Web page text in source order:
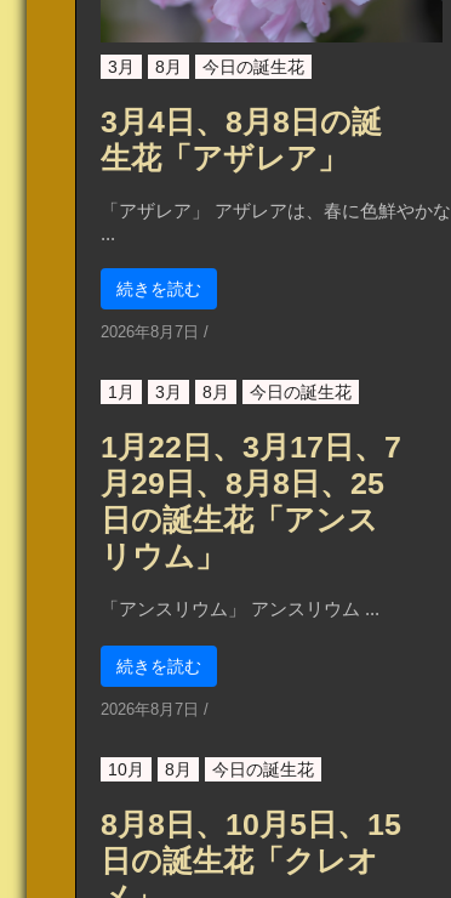
3月 8月 今日の誕生花
3月4日、8月8日の誕
生花「アザレア」
「アザレア」 アザレアは、春に色鮮やかな
...
続きを読む
2026年8月7日 /
1月 3月 8月 今日の誕生花
1月22日、3月17日、7
月29日、8月8日、25
日の誕生花「アンス
リウム」
「アンスリウム」 アンスリウム ...
続きを読む
2026年8月7日 /
10月 8月 今日の誕生花
8月8日、10月5日、15
日の誕生花「クレオ